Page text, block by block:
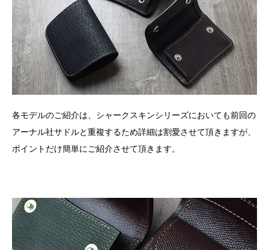
各モデルのご紹介は、シャークスキンシリーズにおいても前回の
アーナル社サドルと重複するため詳細は割愛させて頂きますが、
ポイントだけ簡単にご紹介させて頂きます。